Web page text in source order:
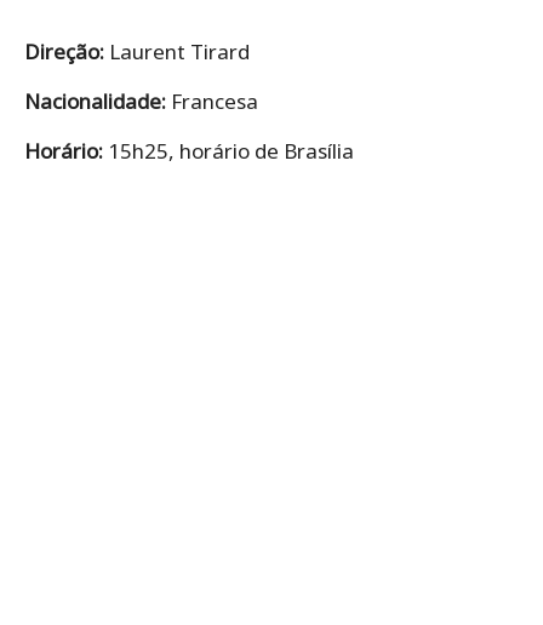
Direção: Laurent Tirard
Nacionalidade: Francesa
Horário: 15h25, horário de Brasília